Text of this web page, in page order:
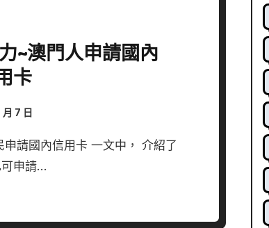
~澳門人申請國內
卡
7 日
申請…